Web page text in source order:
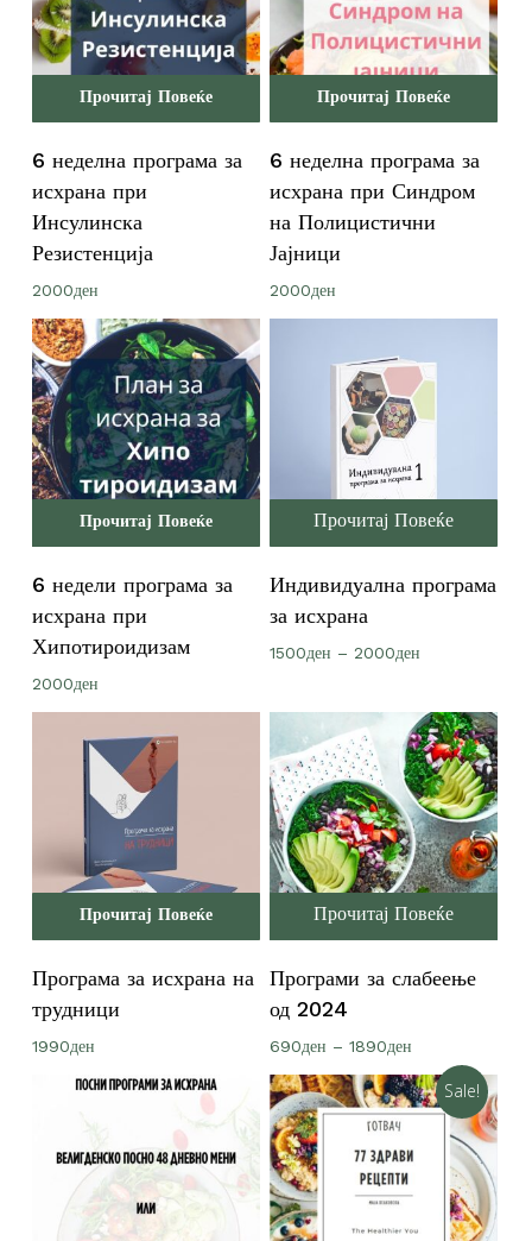
Прочитај Повеќе
6 неделна програма за
исхрана при
Инсулинска
Резистенција
2000ден
Прочитај Повеќе
6 неделна програма за
исхрана при Синдром
на Полицистични
Јајници
2000ден
Прочитај Повеќе
6 недели програма за
исхрана при
Хипотироидизам
2000ден
Прочитај Повеќе
Индивидуална програма
за исхрана
1500ден – 2000ден
through
2000ден
Прочитај Повеќе
Програма за исхрана на
трудници
1990ден
Прочитај Повеќе
Програми за слабеење
од 2024
690ден – 1890ден
range:
690ден
through
1890ден
Sale!